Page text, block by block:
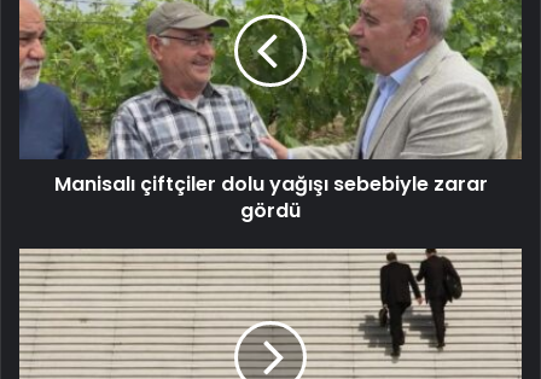
Manisalı çiftçiler dolu yağışı sebebiyle zarar
gördü